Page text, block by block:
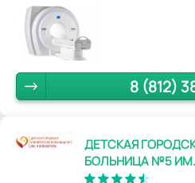
8 (812)
ДЕТСКАЯ
БОЛЬНИЦА №5